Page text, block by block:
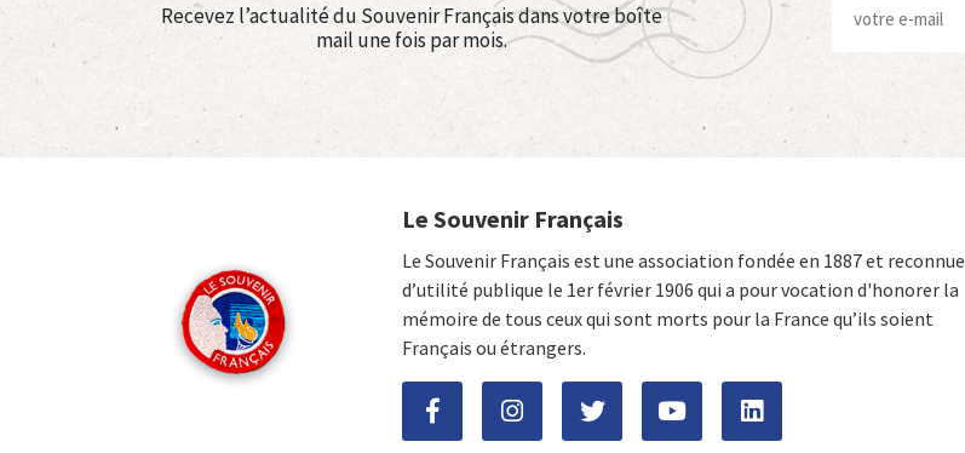
Recevez l’actualité du Souvenir Français dans votre boîte
mail une fois par mois.
Le Souvenir Français
Le Souvenir Français est une association fondée en 1887 et reconnue
d’utilité publique le 1er février 1906 qui a pour vocation d'honorer la
mémoire de tous ceux qui sont morts pour la France qu’ils soient
Français ou étrangers.